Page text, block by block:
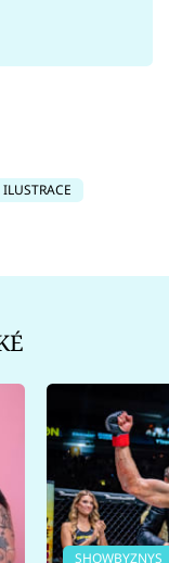
ILUSTRACE
SHOWBYZNYS